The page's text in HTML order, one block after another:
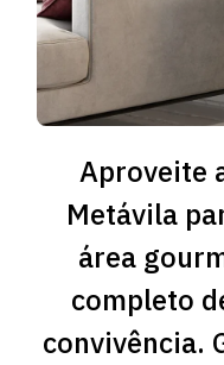
Aproveite
Metávila
área
completo
convivência.